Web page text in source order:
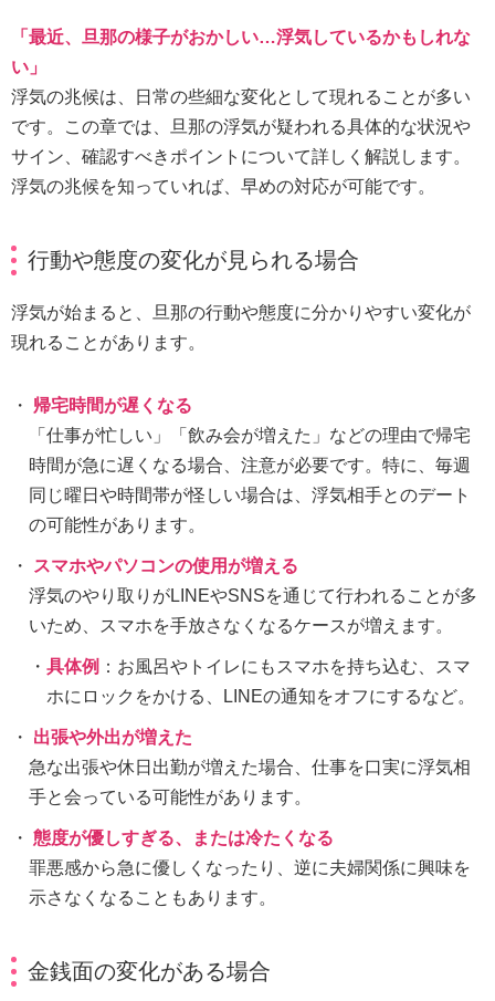
「最近、旦那の様子がおかしい…浮気しているかもしれな
い」
浮気の兆候は、日常の些細な変化として現れることが多い
です。この章では、旦那の浮気が疑われる具体的な状況や
サイン、確認すべきポイントについて詳しく解説します。
浮気の兆候を知っていれば、早めの対応が可能です。
行動や態度の変化が見られる場合
浮気が始まると、旦那の行動や態度に分かりやすい変化が
現れることがあります。
帰宅時間が遅くなる
「仕事が忙しい」「飲み会が増えた」などの理由で帰宅
時間が急に遅くなる場合、注意が必要です。特に、毎週
同じ曜日や時間帯が怪しい場合は、浮気相手とのデート
の可能性があります。
スマホやパソコンの使用が増える
浮気のやり取りがLINEやSNSを通じて行われることが多
いため、スマホを手放さなくなるケースが増えます。
具体例 ：お風呂やトイレにもスマホを持ち込む、スマ
ホにロックをかける、LINEの通知をオフにするなど。
出張や外出が増えた
急な出張や休日出勤が増えた場合、仕事を口実に浮気相
手と会っている可能性があります。
態度が優しすぎる、または冷たくなる
罪悪感から急に優しくなったり、逆に夫婦関係に興味を
示さなくなることもあります。
金銭面の変化がある場合